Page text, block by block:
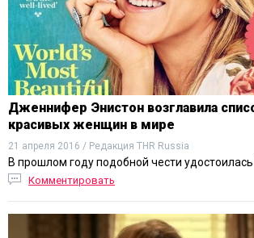
Дженнифер Энистон возглавила
красивых женщин в мире
21 апреля 2016 / Редакция THR Russia
В прошлом году подобной чести
Комментировать